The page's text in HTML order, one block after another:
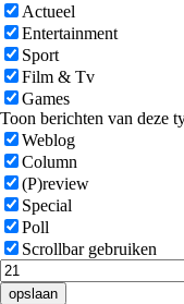
Actueel
Entertainment
Sport
Film & Tv
Games
Toon berichten van deze
Weblog
Column
(P)review
Special
Poll
Scrollbar gebruiken
opslaan